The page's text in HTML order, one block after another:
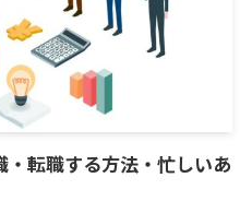
転職する方法・忙しいあ